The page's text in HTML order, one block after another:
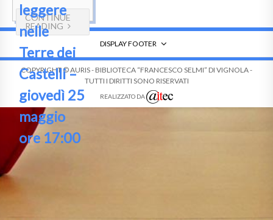
leggere
nelle
Terre dei
Castelli –
giovedì 25
maggio
ore 17:00
CONTINUE
READING
DISPLAY FOOTER
COPYRIGHT © AURIS - BIBLIOTECA “FRANCESCO SELMI” DI VIGNOLA -
TUTTI I DIRITTI SONO RISERVATI
REALIZZATO DA